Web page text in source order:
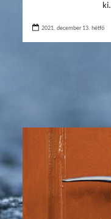
ki.
2021. december 13. hétfő